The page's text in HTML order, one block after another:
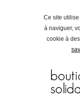
Ce site
à naviguer,
cookie à